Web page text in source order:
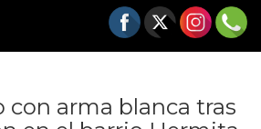
con arma blanca tras